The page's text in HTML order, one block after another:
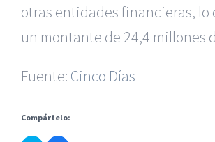
otras entidades financieras, lo
un montante de 24,4 millones
Fuente: Cinco Días
Compártelo:
de Accidentes en Madrid|BGD
|Formación para Abogados
|Hacer Contrato De